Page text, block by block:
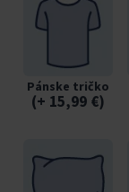
Pánske tričko
(+ 15,99 €)